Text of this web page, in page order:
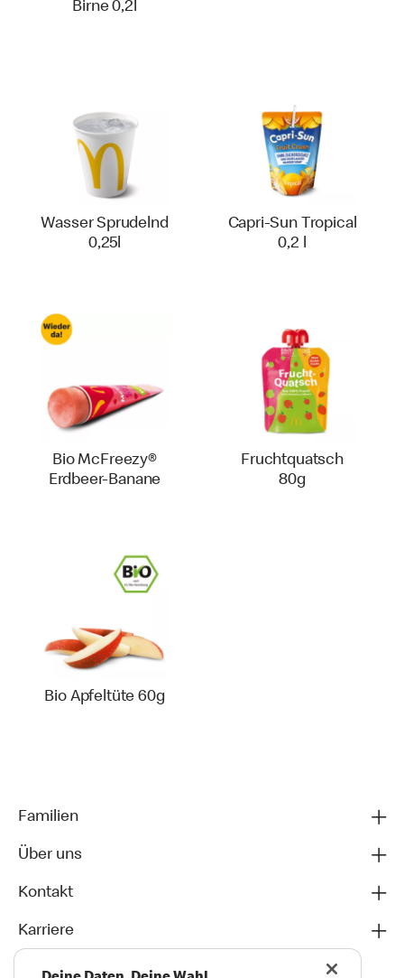
Birne 0,2l
Wasser Sprudelnd
0,25l
Capri-Sun Tropical
0,2 l
Bio McFreezy®
Erdbeer-Banane
Fruchtquatsch
80g
Bio Apfeltüte 60g
Familien
Über uns
Kontakt
Karriere